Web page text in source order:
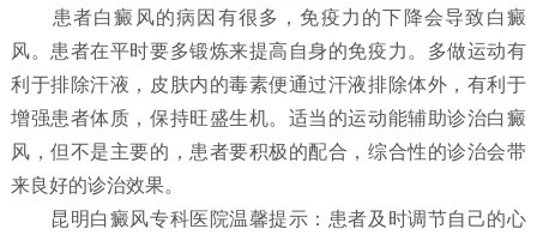
患者白癜风的病因有很多，免疫力的下降会导致白癜
风。患者在平时要多锻炼来提高自身的免疫力。多做运动有
利于排除汗液，皮肤内的毒素便通过汗液排除体外，有利于
增强患者体质，保持旺盛生机。适当的运动能辅助诊治白癜
风，但不是主要的，患者要积极的配合，综合性的诊治会带
来良好的诊治效果。
昆明白癜风专科医院温馨提示：患者及时调节自己的心